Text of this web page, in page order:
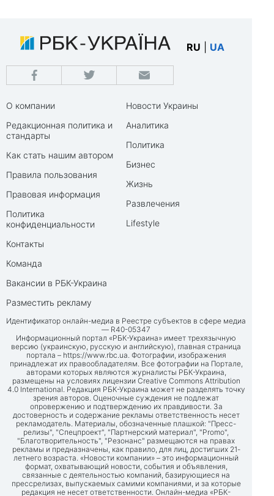
RU UA
О компании
Редакционная политика и
стандарты
Как стать нашим автором
Правила пользования
Правовая информация
Политика
конфиденциальности
Контакты
Команда
Вакансии в РБК-Украина
Разместить рекламу
Новости Украины
Аналитика
Политика
Бизнес
Жизнь
Развлечения
Lifestyle
Идентификатор онлайн-медиа в Реестре субъектов в сфере медиа
— R40-05347
Информационный портал «РБК-Украина» имеет трехязычную
версию (украинскую, русскую и английскую), главная страница
портала – https://www.rbc.ua . Фотографии, изображения
принадлежат их правообладателям. Все фотографии на Портале,
авторами которых являются журналисты РБК-Украина,
размещены на условиях лицензии Creative Commons Attribution
4.0 International. Редакция РБК-Украина может не разделять точку
зрения авторов. Оценочные суждения не подлежат
опровержению и подтверждению их правдивости. За
достоверность и содержание рекламы ответственность несет
рекламодатель. Материалы, обозначенные плашкой: "Пресс-
релизы", "Спецпроект", "Партнерский материал", "Promo",
"Благотворительность", "Резонанс" размещаются на правах
рекламы и предназначены, как правило, для лиц, достигших 21-
летнего возраста. «Новости компании» – это информационный
формат, охватывающий новости, события и объявления,
связанные с деятельностью компаний, базирующиеся на
прессрелизах, выпускаемых самими компаниями, и за которые
редакция не несет ответственности. Онлайн-медиа «РБК-